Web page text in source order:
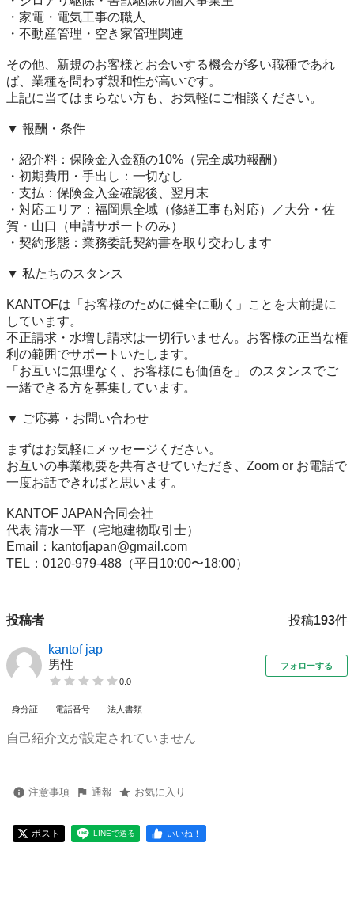
・家電・電気工事の職人
・不動産管理・空き家管理関連
その他、新規のお客様とお会いする機会が多い職種であれ
ば、業種を問わず親和性が高いです。
上記に当てはまらない方も、お気軽にご相談ください。
▼ 報酬・条件
・紹介料：保険金入金額の10%（完全成功報酬）
・初期費用・手出し：一切なし
・支払：保険金入金確認後、翌月末
・対応エリア：福岡県全域（修繕工事も対応）／大分・佐
賀・山口（申請サポートのみ）
・契約形態：業務委託契約書を取り交わします
▼ 私たちのスタンス
KANTOFは「お客様のために健全に動く」ことを大前提に
しています。
不正請求・水増し請求は一切行いません。お客様の正当な権
利の範囲でサポートいたします。
「お互いに無理なく、お客様にも価値を」 のスタンスでご
一緒できる方を募集しています。
▼ ご応募・お問い合わせ
まずはお気軽にメッセージください。
お互いの事業概要を共有させていただき、Zoom or お電話で
一度お話できればと思います。
KANTOF JAPAN合同会社
代表 清水一平（宅地建物取引士）
Email：kantofjapan@gmail.com
TEL：0120-979-488（平日10:00〜18:00）
投稿者 投稿193件
kantof jap
男性
0.0
フォローする
身分証 電話番号 法人書類
自己紹介文が設定されていません
注意事項 通報 お気に入り
ポスト LINEで送る いいね！